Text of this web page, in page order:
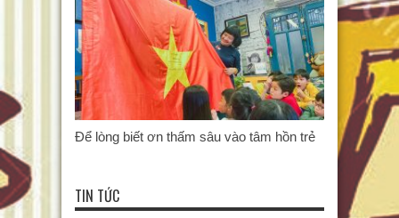
Để lòng biết ơn thấm sâu vào tâm hồn trẻ
TIN TỨC